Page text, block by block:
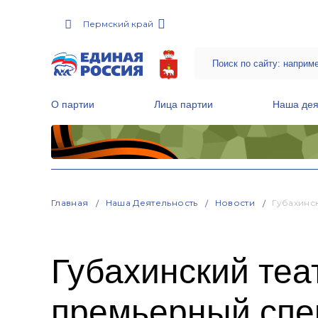
Пермский край
О партии Лица партии Наша
Главная Наша Деятельность Новости
Губахинский